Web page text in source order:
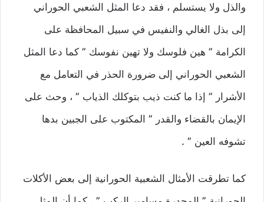
والذل ولا يستسلم ، فقد دعا المثل الشعبي الحوراني
إلى بذل الغالي والنفيس في سبيل المحافظة على
الكرامة ” هين فلوسك ولا تهين نفوسك ” كما دعا المثل
الشعبي الحوراني إلى ضرورة الحذر في التعامل مع
الأشرار ” إذا ما كنت ذيب بتوكلك الذياب ” ، وحث على
الإيمان بالقضاء والقدر ” المكتوب على الجبين بدها
تشوفه العين ” .
كما تطرقت الأمثال الشعبية الحورانية إلى بعض الأكلات